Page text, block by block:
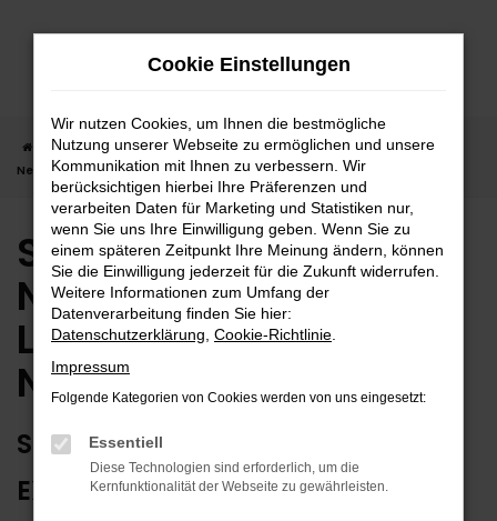
Zum
Startseite Nagold Suzuki Suzuki Vitara
Suzuki Vitara
Neuwagen | Lieferservice nach Nagold
Suzuki Vitara
Neuwagen |
Lieferservice nach
Nagold
SUZUKI VITARA NEUWAGEN –
EXTRAKLASSE FÜR NAGOLD
Cookie Einstellungen
Wir nutzen Cookies, um Ihnen die bestmögliche
Nutzung unserer Webseite zu ermöglichen und unsere
Kommunikation mit Ihnen zu verbessern. Wir
berücksichtigen hierbei Ihre Präferenzen und
verarbeiten Daten für Marketing und Statistiken nur,
wenn Sie uns Ihre Einwilligung geben. Wenn Sie zu
einem späteren Zeitpunkt Ihre Meinung ändern, können
Sie die Einwilligung jederzeit für die Zukunft widerrufen.
Weitere Informationen zum Umfang der
Datenverarbeitung finden Sie hier:
Datenschutzerklärung Cookie-Richtlinie
Impressum
Folgende Kategorien von Cookies werden von uns eingesetzt:
Essentiell
Diese Technologien sind erforderlich, um die
Kernfunktionalität der Webseite zu gewährleisten.